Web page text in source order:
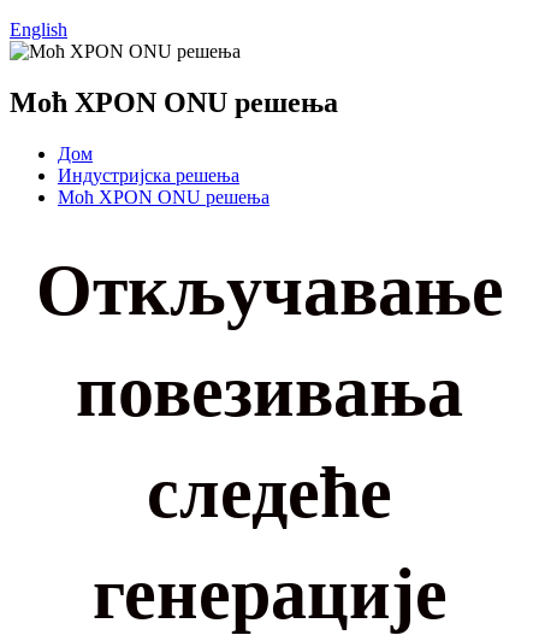
English
Моћ XPON ONU решења
Дом
Индустријска решења
Моћ XPON ONU решења
Откључавање
повезивања
следеће
генерације